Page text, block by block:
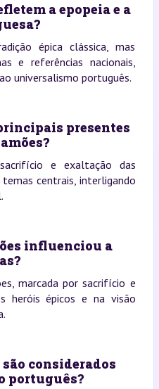
a epopeia e a
épica clássica, mas
e referências nacionais,
universalismo português.
presentes
e exaltação das
centrais, interligando
influenciou a
marcada por sacrifício e
heróis épicos e na visão
considerados
português?